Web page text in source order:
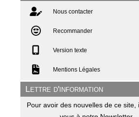
Nous contacter
Recommander
Version texte
Mentions Légales
Lettre d'information
Pour avoir des nouvelles de ce site,